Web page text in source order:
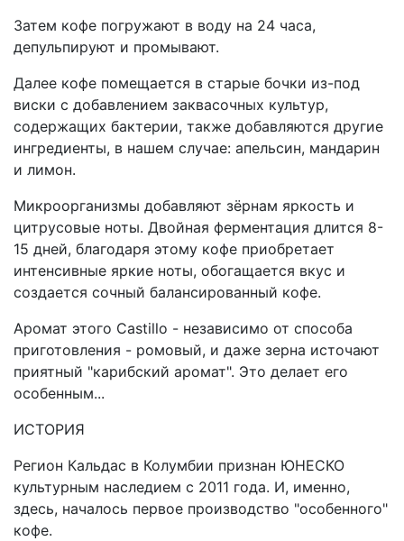
Затем кофе погружают в воду на 24 часа,
депульпируют и промывают.
Далее кофе помещается в старые бочки из-под
виски с добавлением заквасочных культур,
содержащих бактерии, также добавляются другие
ингредиенты, в нашем случае: апельсин, мандарин
и лимон.
Микроорганизмы добавляют зёрнам яркость и
цитрусовые ноты. Двойная ферментация длится 8-
15 дней, благодаря этому кофе приобретает
интенсивные яркие ноты, обогащается вкус и
создается сочный балансированный кофе.
Аромат этого Castillo - независимо от способа
приготовления - ромовый, и даже зерна источают
приятный "карибский аромат". Это делает его
особенным...
ИСТОРИЯ
Регион Кальдас в Колумбии признан ЮНЕСКО
культурным наследием с 2011 года. И, именно,
здесь, началось первое производство "особенного"
кофе.